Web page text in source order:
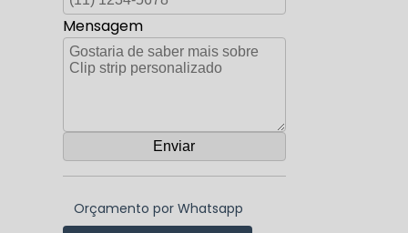
Mensagem
Orçamento por Whatsapp